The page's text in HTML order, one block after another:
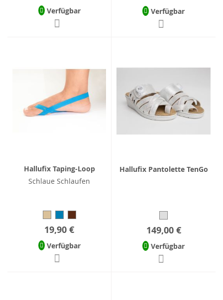
Verfügbar Verfügbar
Hallufix Taping-Loop
Schlaue Schlaufen
19,90 €
Verfügbar
Hallufix Pantolette TenGo
149,00 €
Verfügbar